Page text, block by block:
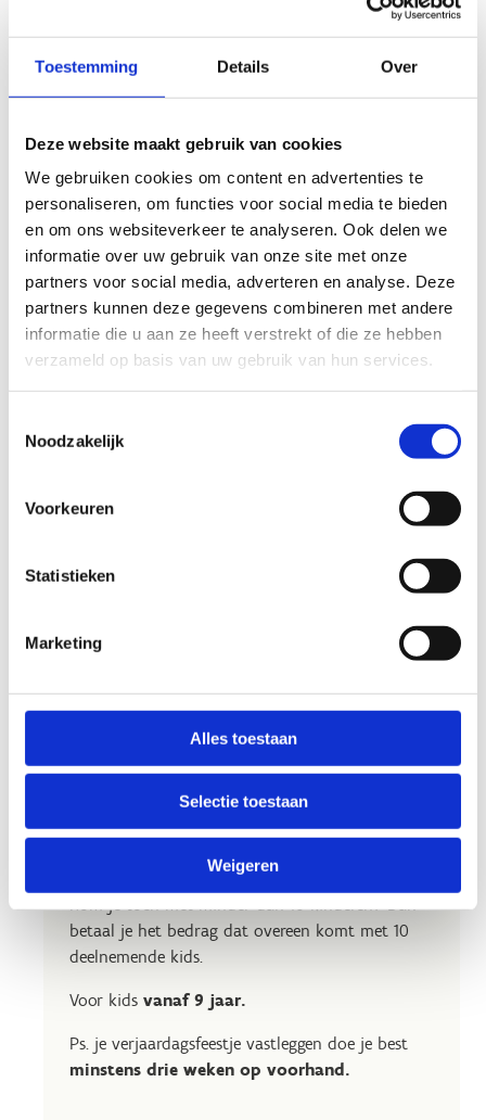
Toestemming Details Over
Deze website maakt gebruik van cookies
We gebruiken cookies om content en advertenties te
personaliseren, om functies voor social media te bieden
en om ons websiteverkeer te analyseren. Ook delen we
informatie over uw gebruik van onze site met onze
partners voor social media, adverteren en analyse. Deze
partners kunnen deze gegevens combineren met andere
informatie die u aan ze heeft verstrekt of die ze hebben
verzameld op basis van uw gebruik van hun services.
Noodzakelijk
Voorkeuren
Statistieken
Marketing
Alles toestaan
Selectie toestaan
Weigeren
voor een hapje en een drankje. Geef
klaarstaat voor of na jouw feestje. Voor je
verjaardagsmaaltijd rekenen we (maximaal) 1 uur
tot 24u vooraf viatorenbos@outlook.com
Totaalprijs: € 20,50/persoon (incl. maaltijd die je
ter plekke betaalt).
Reserveer je
Practicals van 't Lasergamen
& Klimmen-feestje
Het Lasergamen & Klimmen-feestje is beschikbaar
Woensdag 13.00 - 15.00 uur
15.00 - 17.00 uur
. Minimum 10-, maximum 14 kids.
Kom je toch met minder dan 10 kinderen? Dan
betaal je het bedrag dat overeen komt met 10
deelnemende kids.
Voor kids vanaf 9 jaar.
Ps. je verjaardagsfeestje vastleggen doe je best
minstens drie weken op voorhand.